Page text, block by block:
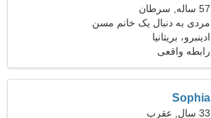
57 ساله, سرطان
مردی به دنبال یک خانم مسن
46-54
ادینبرو، بریتانیا
رابطه واقعی
Sophia
33 سال, عقرب